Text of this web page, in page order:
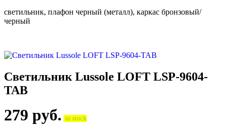
светильник, плафон черный (металл), каркас бронзовый/
черный
Светильник Lussole LOFT LSP-9604-
TAB
279 руб. in stock